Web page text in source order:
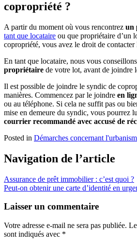
copropriété ?
A partir du moment où vous rencontrez un
tant que locataire ou que propriétaire d’un
copropriété, vous avez le droit de
En tant que locataire, nous vous
propriétaire de votre lot, avant de joindre
Il est possible de joindre le syndic de
manières. Commencez par le joindre en
ou au téléphone. Si cela ne suffit pas ou
mise en demeure du syndic, vous pourrez
courrier recommandé avec accusé de
Posted in Démarches concernant
Navigation de l’article
Assurance de prêt immobilier : c’est quoi ?
Peut-on obtenir une carte d’identité en
Laisser un commentaire
Votre adresse e-mail ne sera pas publiée.
sont indiqués avec *